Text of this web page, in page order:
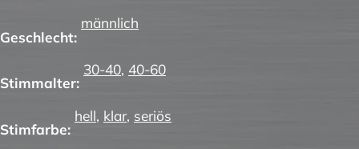
Geschlecht:
männlich
Stimmalter:
30-40, 40-60
Stimfarbe:
hell, klar, seriös